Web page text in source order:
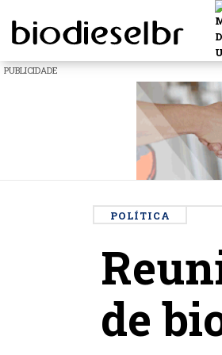
PUBLICIDADE
POLÍTICA
de